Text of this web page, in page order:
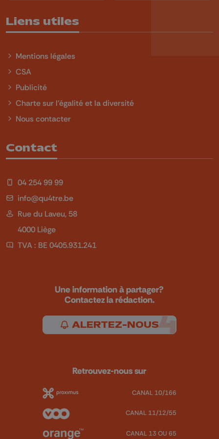
Liens utiles
Mentions légales
CSA
Publicité
Charte sur l'égalité et la diversité
Nous contacter
Contact
04 254 99 99
info@qu4tre.be
Rue du Laveu, 58
4000 Liège
TVA : BE 0405.931.241
Une information à partager?
Contactez la rédaction.
ALERTEZ-NOUS
Retrouvez-nous sur
CANAL 10/166
CANAL 11/12/55
CANAL 13 OU 65